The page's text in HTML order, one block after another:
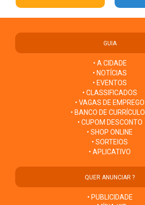
GUIA
• A CIDADE
• NOTÍCIAS
• EVENTOS
• CLASSIFICADOS
• VAGAS DE EMPREGO
• BANCO DE
• CUPOM DESCONTO
• SHOP ONLINE
• SORTEIOS
• APLICATIVO
QUER ANUNCIAR ?
• PUBLICIDADE